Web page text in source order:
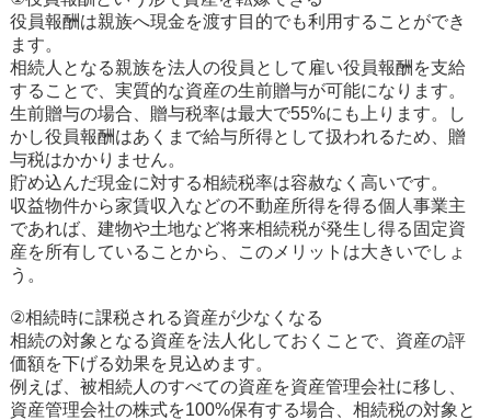
役員報酬は親族へ現金を渡す目的でも利用することができ
ます。
相続人となる親族を法人の役員として雇い役員報酬を支給
することで、実質的な資産の生前贈与が可能になります。
生前贈与の場合、贈与税率は最大で55%にも上ります。し
かし役員報酬はあくまで給与所得として扱われるため、贈
与税はかかりません。
貯め込んだ現金に対する相続税率は容赦なく高いです。
収益物件から家賃収入などの不動産所得を得る個人事業主
であれば、建物や土地など将来相続税が発生し得る固定資
産を所有していることから、このメリットは大きいでしょ
う。
②相続時に課税される資産が少なくなる
相続の対象となる資産を法人化しておくことで、資産の評
価額を下げる効果を見込めます。
例えば、被相続人のすべての資産を資産管理会社に移し、
資産管理会社の株式を100%保有する場合、相続税の対象と